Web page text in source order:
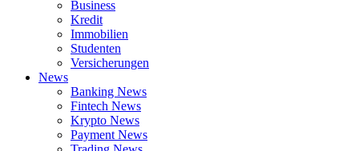
Business
Kredit
Immobilien
Studenten
Versicherungen
News
Banking News
Fintech News
Krypto News
Payment News